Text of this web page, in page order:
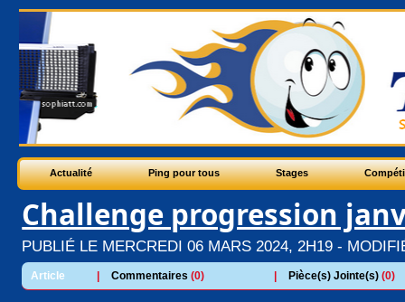
Actualité Ping pour tous Stages
Challenge progression
PUBLIÉ LE MERCREDI 06 MARS 2024, 2H19 -
Article Commentaires (0) Pièce(s) Jointe(s) (0)